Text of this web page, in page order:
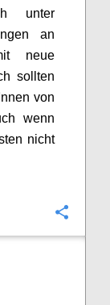
unter
an
neue
sollten
von
wenn
nicht